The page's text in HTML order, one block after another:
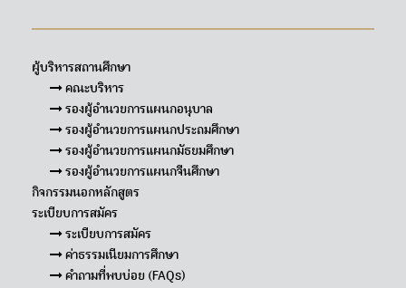
ผู้บริหารสถานศึกษา
คณะบริหาร
รองผู้อำนวยการแผนกอนุบาล
รองผู้อำนวยการแผนกประถมศึกษา
รองผู้อำนวยการแผนกมัธยมศึกษา
รองผู้อำนวยการแผนกจีนศึกษา
กิจกรรมนอกหลักสูตร
ระเบียบการสมัคร
ระเบียบการสมัคร
ค่าธรรมเนียมการศึกษา
คำถามที่พบบ่อย (FAQs)